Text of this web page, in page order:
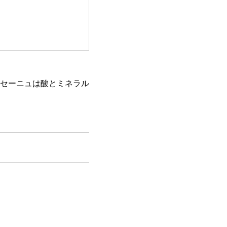
ーニュは酸とミネラル